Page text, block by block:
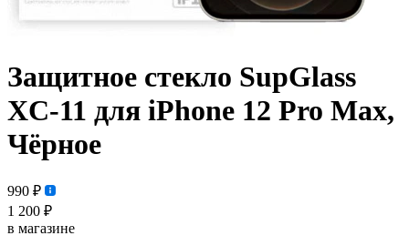
Защитное стекло SupGlass
XC-11 для iPhone 12 Pro Max,
Чёрное
990 ₽
1 200 ₽
в магазине